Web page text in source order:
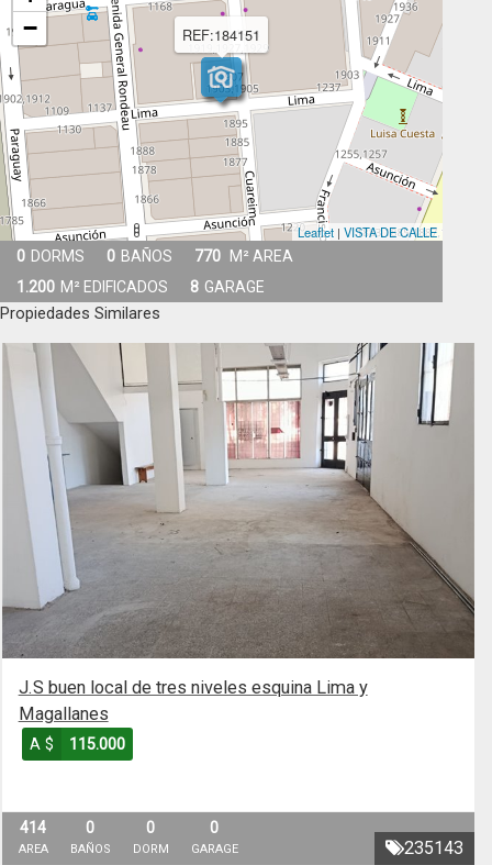
REF:184151
−
Leaflet | VISTA DE CALLE
0 DORMS 0 BAÑOS 770
M² AREA
1.200 M² EDIFICADOS 8 GARAGE
Propiedades Similares
235143
J.S buen local de tres niveles esquina Lima y
Magallanes
A $ 115.000
414
AREA
0
BAÑOS
0
DORM
0
GARAGE